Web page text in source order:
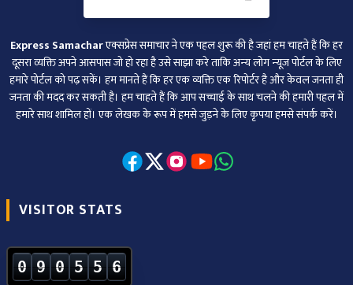
Express Samacharएक्सप्रेस समाचार ने एक पहल शुरू की है जहां हम चाहते हैं कि हर
दूसरा व्‍यक्ति अपने आसपास जो हो रहा है उसे साझा करे ताकि अन्‍य लोग न्‍यूज पोर्टल के लिए
हमारे पोर्टल को पढ़ सकें। हम मानते हैं कि हर एक व्यक्ति एक रिपोर्टर है और केवल जनता ही
जनता की मदद कर सकती है। हम चाहते हैं कि आप सच्चाई के साथ चलने की हमारी पहल में
हमारे साथ शामिल हों। एक लेखक के रूप में हमसे जुड़ने के लिए कृपया हमसे संपर्क करें।
VISITOR STATS
0 9 0 5 5 6